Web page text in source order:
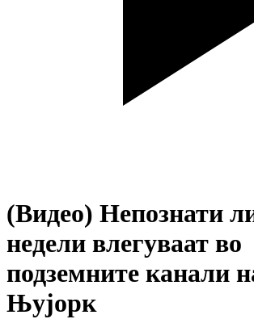
(Видео) Непознати
недели влегуваат во
подземните канали
Њујорк